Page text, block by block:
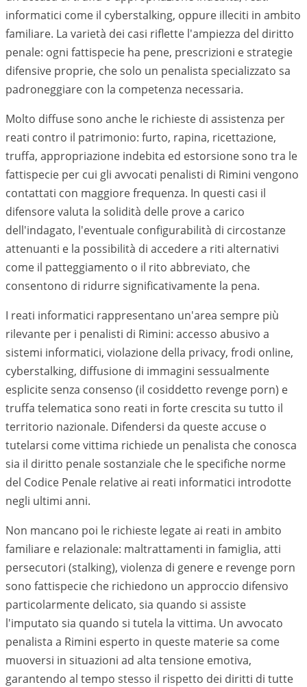
informatici come il cyberstalking, oppure illeciti in ambito
familiare. La varietà dei casi riflette l'ampiezza del diritto
penale: ogni fattispecie ha pene, prescrizioni e strategie
difensive proprie, che solo un penalista specializzato sa
padroneggiare con la competenza necessaria.
Molto diffuse sono anche le richieste di assistenza per
reati contro il patrimonio: furto, rapina, ricettazione,
truffa, appropriazione indebita ed estorsione sono tra le
fattispecie per cui gli avvocati penalisti di Rimini vengono
contattati con maggiore frequenza. In questi casi il
difensore valuta la solidità delle prove a carico
dell'indagato, l'eventuale configurabilità di circostanze
attenuanti e la possibilità di accedere a riti alternativi
come il patteggiamento o il rito abbreviato, che
consentono di ridurre significativamente la pena.
I reati informatici rappresentano un'area sempre più
rilevante per i penalisti di Rimini: accesso abusivo a
sistemi informatici, violazione della privacy, frodi online,
cyberstalking, diffusione di immagini sessualmente
esplicite senza consenso (il cosiddetto revenge porn) e
truffa telematica sono reati in forte crescita su tutto il
territorio nazionale. Difendersi da queste accuse o
tutelarsi come vittima richiede un penalista che conosca
sia il diritto penale sostanziale che le specifiche norme
del Codice Penale relative ai reati informatici introdotte
negli ultimi anni.
Non mancano poi le richieste legate ai reati in ambito
familiare e relazionale: maltrattamenti in famiglia, atti
persecutori (stalking), violenza di genere e revenge porn
sono fattispecie che richiedono un approccio difensivo
particolarmente delicato, sia quando si assiste
l'imputato sia quando si tutela la vittima. Un avvocato
penalista a Rimini esperto in queste materie sa come
muoversi in situazioni ad alta tensione emotiva,
garantendo al tempo stesso il rispetto dei diritti di tutte